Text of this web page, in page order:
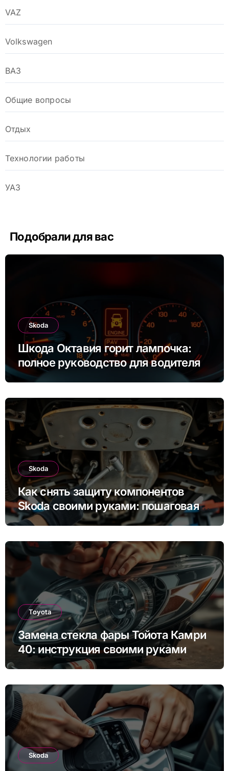
VAZ
Volkswagen
ВАЗ
Общие вопросы
Отдых
Технологии работы
УАЗ
Подобрали для вас
Skoda
Шкода Октавия горит лампочка:
полное руководство для водителя
Skoda
Как снять защиту компонентов
Skoda своими руками: пошаговая
инструкция для Rapid, Octavia и
Toyota
Замена стекла фары Тойота Камри
40: инструкция своими руками
Skoda